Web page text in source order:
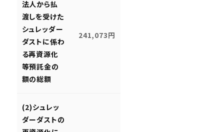
法人から払
渡しを受けた
シュレッダー
ダストに係わ
る再資源化
等預託金の
額の総額
241,073円
(2)シュレッ
ダーダストの